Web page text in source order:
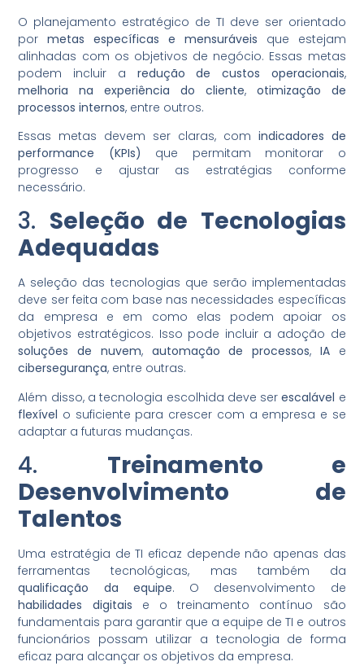
O planejamento estratégico de TI deve ser orientado
pormetas específicas e mensuráveis que estejam
alinhadas com os objetivos de negócio. Essas metas
podem incluir a redução de custos operacionais,
melhoria na experiência do cliente, otimização de
processos internos, entre outros.
Essas metas devem ser claras, com indicadores de
performance (KPIs) que permitam monitorar o
progresso e ajustar as estratégias conforme
necessário.
3. Seleção de Tecnologias
Adequadas
A seleção das tecnologias que serão implementadas
deve ser feita com base nas necessidades específicas
da empresa e em como elas podem apoiar os
objetivos estratégicos. Isso pode incluir a adoção de
soluções de nuvem, automação de processos, IAe
cibersegurança, entre outras.
Além disso, a tecnologia escolhida deve serescalável e
flexível o suficiente para crescer com a empresa e se
adaptar a futuras mudanças.
4. Treinamento e
Desenvolvimento de
Talentos
Uma estratégia de TI eficaz depende não apenas das
ferramentas tecnológicas, mas também da
qualificação da equipe. O desenvolvimento de
habilidades digitais e o treinamento contínuo são
fundamentais para garantir que a equipe de TI e outros
funcionários possam utilizar a tecnologia de forma
eficaz para alcançar os objetivos da empresa.